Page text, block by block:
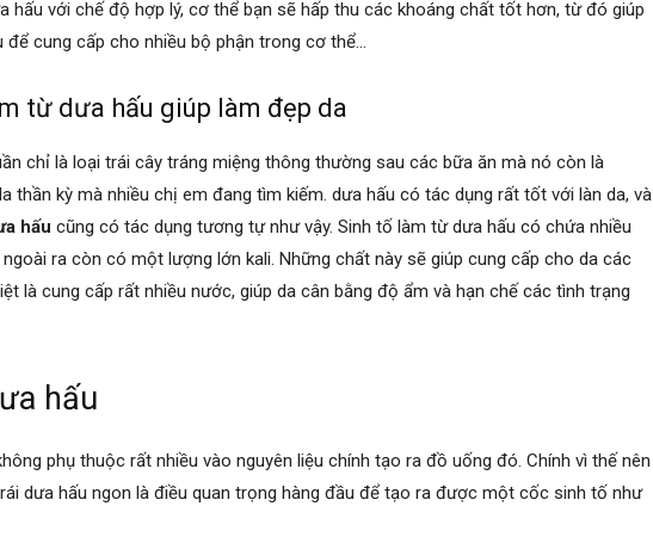
hấu với chế độ hợp lý, cơ thể bạn sẽ hấp thu các khoáng chất tốt hơn, từ đó giúp
để cung cấp cho nhiều bộ phận trong cơ thể…
từ dưa hấu giúp làm đẹp da
chỉ là loại trái cây tráng miệng thông thường sau các bữa ăn mà nó còn là
thần kỳ mà nhiều chị em đang tìm kiếm. dưa hấu có tác dụng rất tốt với làn da, và
hấu cũng có tác dụng tương tự như vậy. Sinh tố làm từ dưa hấu có chứa nhiều
ngoài ra còn có một lượng lớn kali. Những chất này sẽ giúp cung cấp cho da các
là cung cấp rất nhiều nước, giúp da cân bằng độ ẩm và hạn chế các tình trạng
hấu
phụ thuộc rất nhiều vào nguyên liệu chính tạo ra đồ uống đó. Chính vì thế nên
dưa hấu ngon là điều quan trọng hàng đầu để tạo ra được một cốc sinh tố như